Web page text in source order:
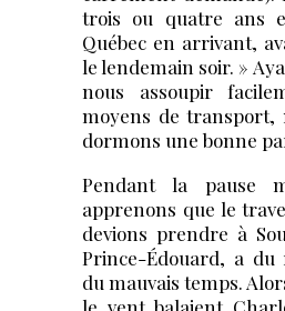
trois ou quatre ans
Québec en arrivant,
le lendemain soir. »
nous assoupir
moyens de
dormons une bonne
Pendant la pause
apprenons que le
devions prendre à
Prince-Édouard, a du
du mauvais temps.
le vent balaient